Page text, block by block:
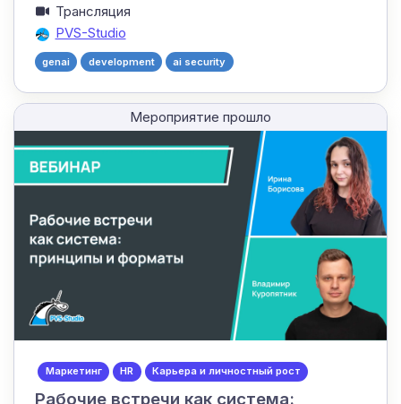
Трансляция
PVS-Studio
genai development ai security
Мероприятие прошло
Маркетинг HR Карьера и личностный рост
Рабочие встречи как система: